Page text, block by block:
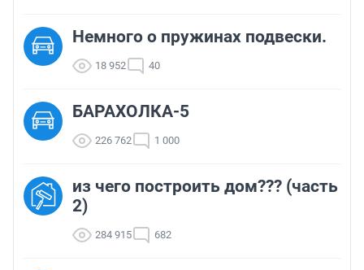
Немного о пружинах подвески.
18 952 40
БАРАХОЛКА-5
226 762 1 000
из чего построить дом??? (часть
2)
284 915 682